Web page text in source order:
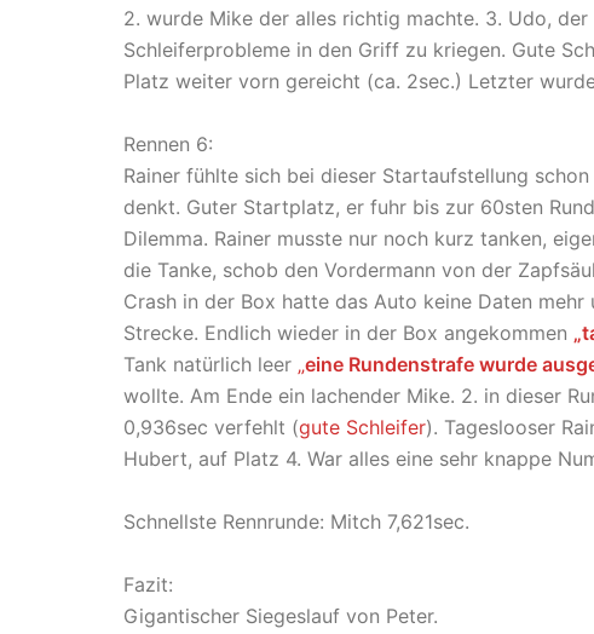
2. wurde Mike der alles richtig machte. 3. Udo,
Schleiferprobleme in den Griff zu kriegen. Gute
Platz weiter vorn gereicht (ca. 2sec.) Letzter
Rennen 6:
Rainer fühlte sich bei dieser Startaufstellung
denkt. Guter Startplatz, er fuhr bis zur 60sten
Dilemma. Rainer musste nur noch kurz tanken,
die Tanke, schob den Vordermann von der
Crash in der Box hatte das Auto keine Daten
Strecke. Endlich wieder in der Box angekommen
Tank natürlich leer „eine Rundenstrafe wurde
wollte. Am Ende ein lachender Mike. 2. in dieser
0,936sec verfehlt (gute Schleifer). Tageslooser
Hubert, auf Platz 4. War alles eine sehr knappe
Schnellste Rennrunde: Mitch 7,621sec.
Fazit:
Gigantischer Siegeslauf von Peter.